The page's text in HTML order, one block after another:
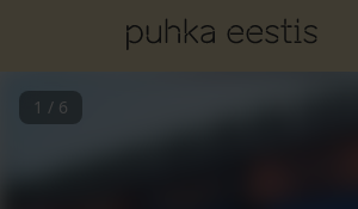
1 / 6